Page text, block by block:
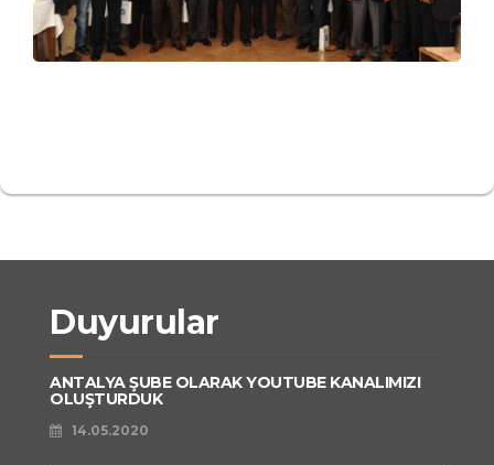
Duyurular
ANTALYA ŞUBE OLARAK YOUTUBE KANALIMIZI
OLUŞTURDUK
14.05.2020